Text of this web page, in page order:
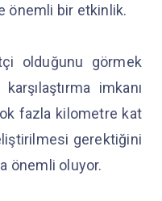
önemli bir etkinlik.
olduğunu görmek
imkanı
fazla kilometre kat
gerektiğini
önemli oluyor.